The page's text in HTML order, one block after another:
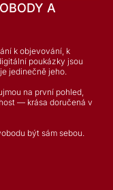
A
k objevování, k
poukázky jsou
jedinečně jeho.
na první pohled,
— krása doručená v
být sám sebou.